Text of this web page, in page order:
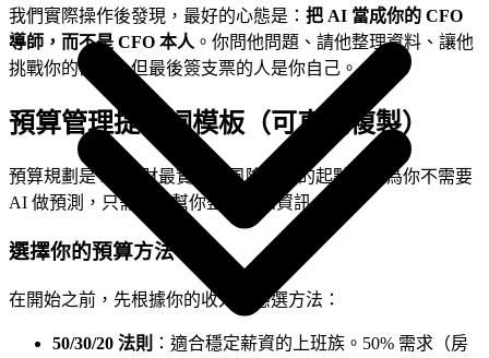
我們實際操作後發現，最好的心態是： 把 AI 當成你的 CFO
導師，而不是 CFO 本人 。你問他問題、請他整理資料、讓他
挑戰你的假設，但最後簽支票的人是你自己。
預算管理提示詞模板（可直接複製）
預算規劃是 AI 理財最實用、風險最低的起點。因為你不需要
AI 做預測，只需要它幫你整理已知資訊。
選擇你的預算方法
在開始之前，先根據你的收入型態選方法：
50/30/20 法則 ：適合穩定薪資的上班族。50% 需求（房